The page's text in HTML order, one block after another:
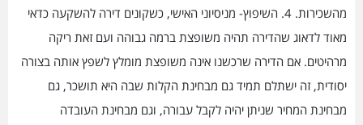
מהשכירות. 4. השיפוץ- מניסיוני האישי, כשקונים דירה להשקעה כדאי
מאוד לדאוג שהדירה תהיה משופצת ברמה גבוהה ועם זאת ריקה
מרהיטים. אם הדירה שרכשנו אינה משופצת מומלץ לשפץ אותה בצורה
יסודית, זה ישתלם תמיד גם מבחינת הקלות שבה היא תושכר, גם
מבחינת המחיר שניתן יהיה לקבל עבורה, וגם מבחינת העובדה